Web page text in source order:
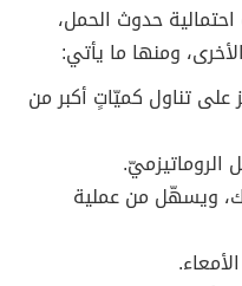
حدوث الحمل،
ومنها ما يأتي:
تناول كميّاتٍ أكبر من
ويسهّل من عملية